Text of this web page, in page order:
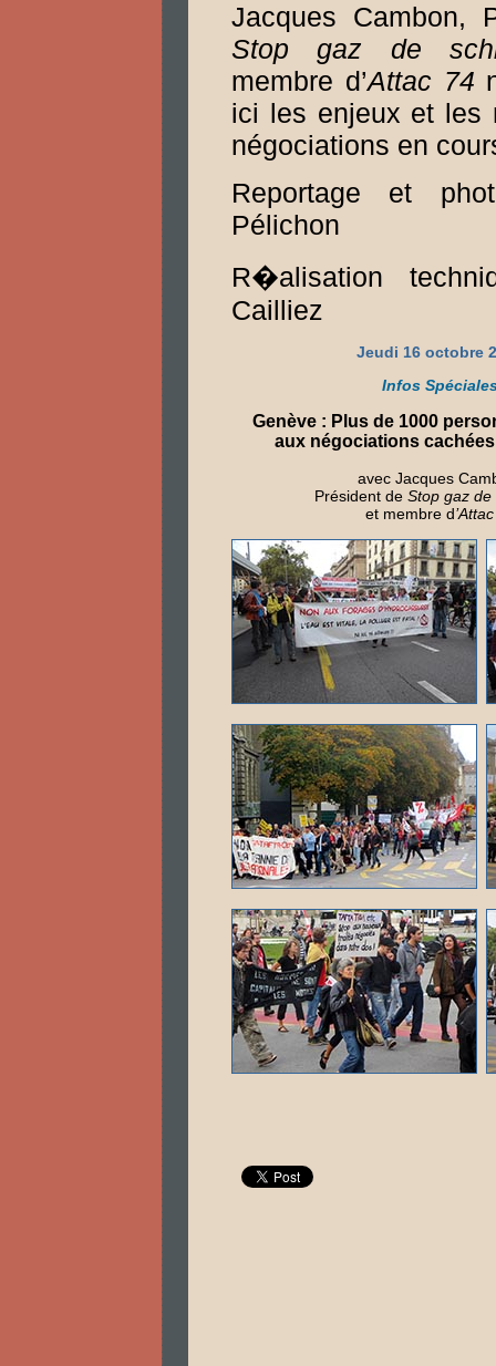
Jacques Cambon,
Stop gaz de
membre d’Attac 74
ici les enjeux et les
négociations en
Reportage et
Pélichon
R�alisation
Cailliez
Jeudi 16 octobre
Infos
Genève : Plus de 1000
aux négociations
avec Jacques
Président de Stop gaz de
et membre d